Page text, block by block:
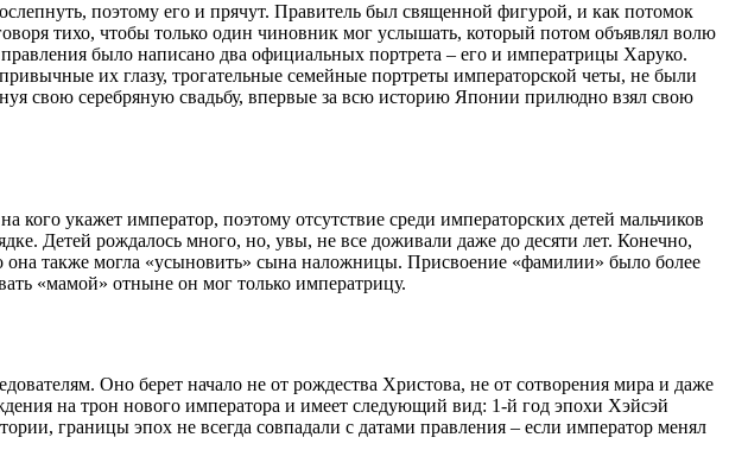
поэтому его и прячут. Правитель был священной фигурой, и как потомок
тихо, чтобы только один чиновник мог услышать, который потом объявлял волю
было написано два официальных портрета – его и императрицы Харуко.
их глазу, трогательные семейные портреты императорской четы, не были
свою серебряную свадьбу, впервые за всю историю Японии прилюдно взял свою
укажет император, поэтому отсутствие среди императорских детей мальчиков
Детей рождалось много, но, увы, не все доживали даже до десяти лет. Конечно,
также могла «усыновить» сына наложницы. Присвоение «фамилии» было более
«мамой» отныне он мог только императрицу.
Оно берет начало не от рождества Христова, не от сотворения мира и даже
на трон нового императора и имеет следующий вид: 1-й год эпохи Хэйсэй
границы эпох не всегда совпадали с датами правления – если император менял